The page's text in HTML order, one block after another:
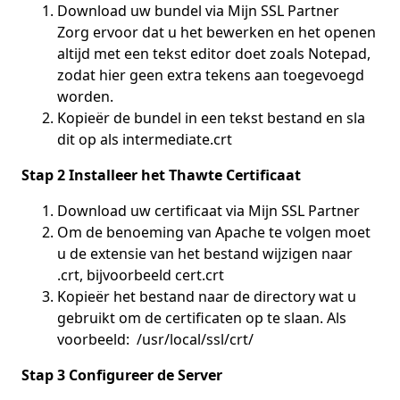
Download uw bundel via Mijn SSL Partner
Zorg ervoor dat u het bewerken en het openen
altijd met een tekst editor doet zoals Notepad,
zodat hier geen extra tekens aan toegevoegd
worden.
Kopieër de bundel in een tekst bestand en sla
dit op als intermediate.crt
Stap 2 Installeer het Thawte Certificaat
Download uw certificaat via Mijn SSL Partner
Om de benoeming van Apache te volgen moet
u de extensie van het bestand wijzigen naar
.crt, bijvoorbeeld cert.crt
Kopieër het bestand naar de directory wat u
gebruikt om de certificaten op te slaan. Als
voorbeeld: /usr/local/ssl/crt/
Stap 3 Configureer de Server